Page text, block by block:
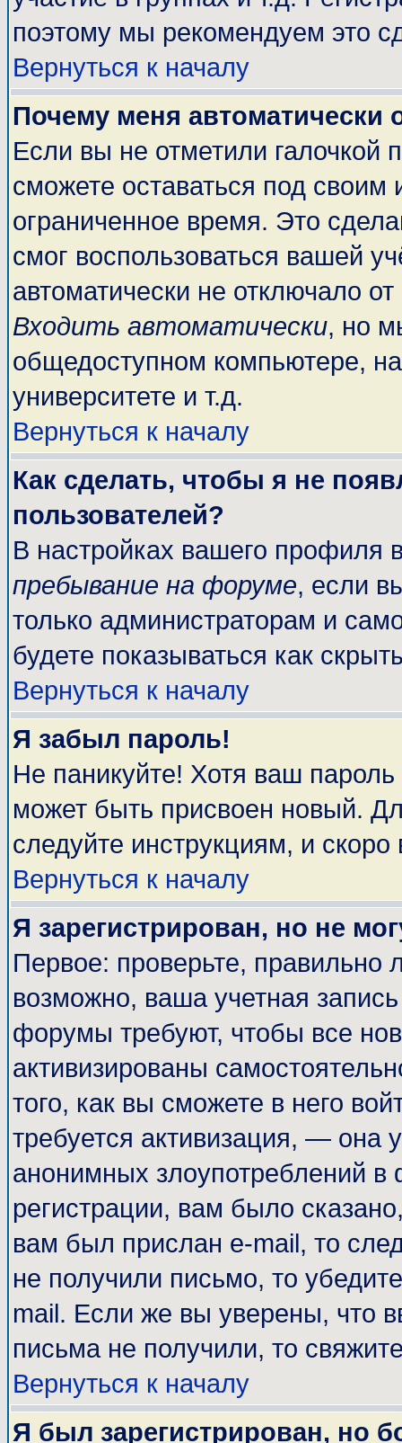
поэтому мы рекомендуем это
Вернуться к началу
Почему меня автоматически
Если вы не отметили галочкой
сможете оставаться под
ограниченное время. Это
смог воспользоваться вашей
автоматически не отключало
Входить автоматически, но
общедоступном компьютере,
университете и т.д.
Вернуться к началу
Как сделать, чтобы я не
пользователей?
В настройках вашего профиля
пребывание на форуме, если
только администраторам и
будете показываться как
Вернуться к началу
Я забыл пароль!
Не паникуйте! Хотя ваш
может быть присвоен новый.
следуйте инструкциям, и
Вернуться к началу
Я зарегистрирован, но не
Первое: проверьте, правильно
возможно, ваша учетная
форумы требуют, чтобы все
активизированы
того, как вы сможете в него
требуется активизация, — она
анонимных злоупотреблений
регистрации, вам было
вам был прислан e-mail, то
не получили письмо, то
mail. Если же вы уверены, что
письма не получили, то
Вернуться к началу
Я был зарегистрирован, но